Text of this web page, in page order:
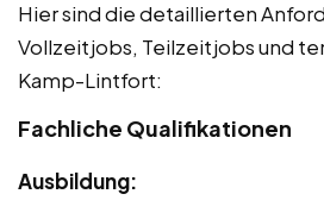
Hier sind die detaillierten
Vollzeitjobs, Teilzeitjobs und
Kamp-Lintfort:
Fachliche Qualifikationen
Ausbildung: